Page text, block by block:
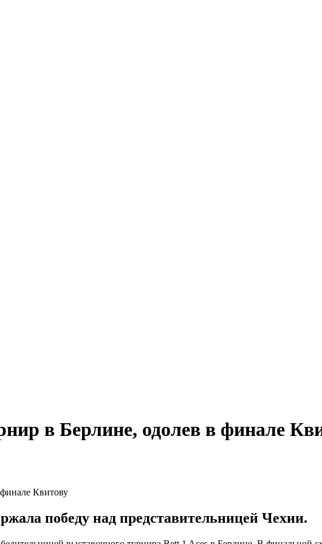
в Берлине, одолев в финале
победу над представительницей Чехии.